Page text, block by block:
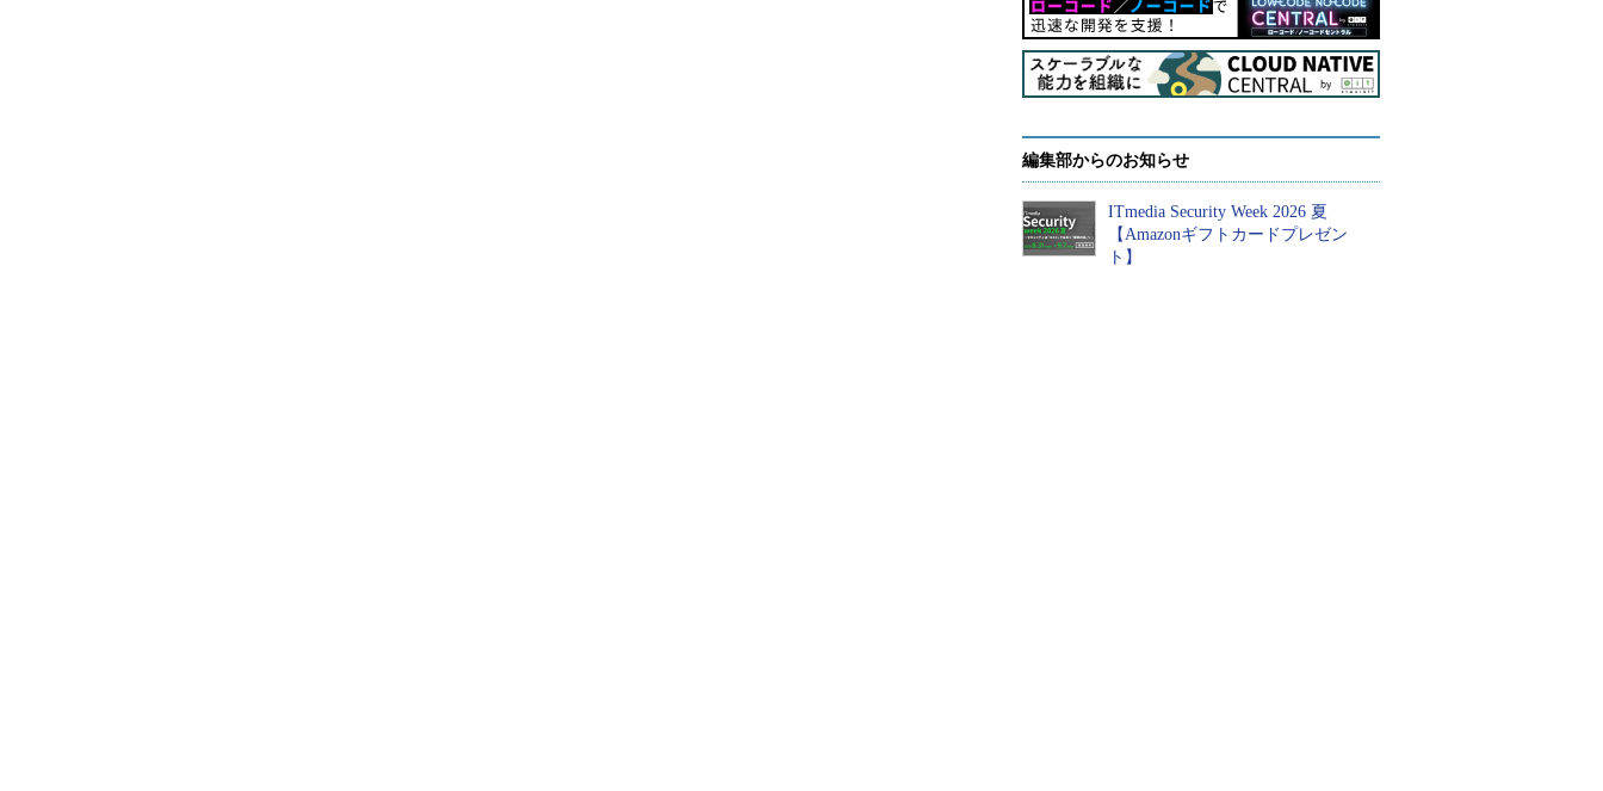
編集部からのお知らせ
ITmedia Security Week 2026 夏
【Amazonギフトカードプレゼン
ト】